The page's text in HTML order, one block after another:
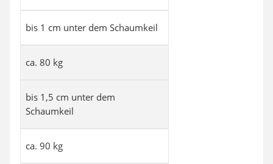
bis 1 cm unter dem Schaumkeil
ca. 80 kg
bis 1,5 cm unter dem
Schaumkeil
ca. 90 kg